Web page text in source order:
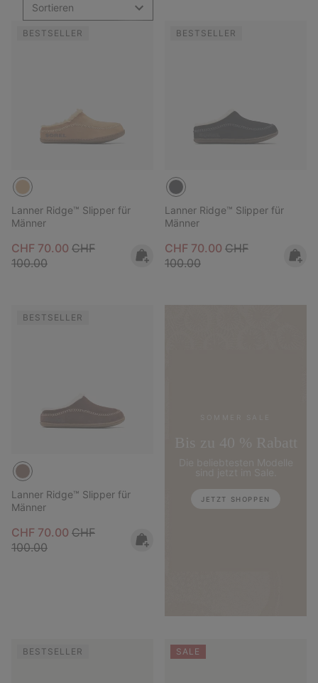
Sortieren
BESTSELLER
Lanner Ridge™ Slipper für
Männer
Sale price:
CHF 70.00 Regular price:
CHF
100.00
BESTSELLER
Lanner Ridge™ Slipper für
Männer
Sale price:
CHF 70.00 Regular price:
CHF
100.00
BESTSELLER
Lanner Ridge™ Slipper für
Männer
Sale price:
CHF 70.00 Regular price:
CHF
100.00
JETZT SHOPPEN
BESTSELLER SALE